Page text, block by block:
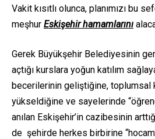
Vakit kısıtlı olunca, planımızı bu
meşhur Eskişehir hamamlarını
Gerek Büyükşehir Belediyesinin
açtığı kurslara yoğun katılım
becerilerinin geliştiğine, toplumsal
yükseldiğine ve sayelerinde
anılan Eskişehir’in cazibesinin
de şehirde herkes birbirine